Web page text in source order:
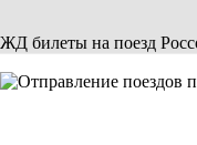
ЖД билеты на поезд